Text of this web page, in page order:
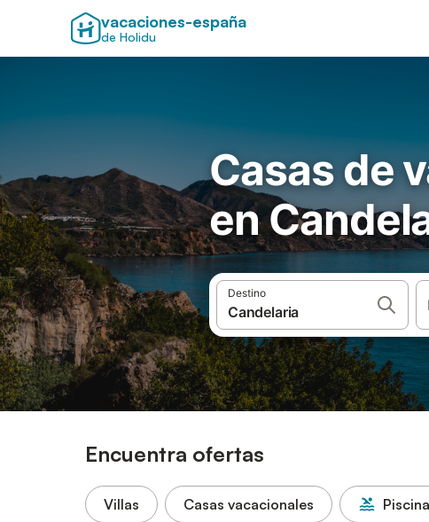
vacaciones-españa
de Holidu
Casas de
en
Destino
Encuentra ofertas
Villas Casas vacacionales Piscina